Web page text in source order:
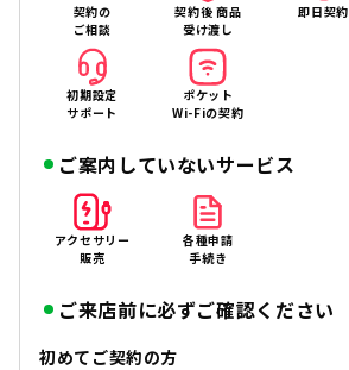
契約の
ご相談
契約後 商品
受け渡し
即日契約
初期設定
サポート
ポケット
Wi-Fiの契約
ご案内していないサービス
アクセサリー
販売
各種申請
手続き
ご来店前に必ずご確認ください
初めてご契約の方